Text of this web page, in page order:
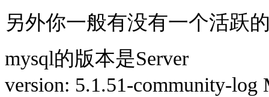
另外你一般有没有一个活跃
mysql的版本是Server
version: 5.1.51-community-